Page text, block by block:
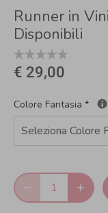
Runner in
Disponibili
€ 29,00
Colore Fantasia *